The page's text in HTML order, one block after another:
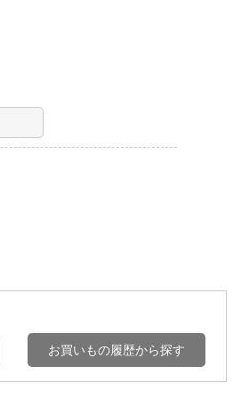
お買いもの履歴から探す